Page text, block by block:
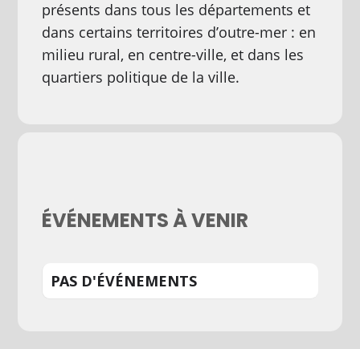
présents dans tous les départements et
dans certains territoires d’outre-mer : en
milieu rural, en centre-ville, et dans les
quartiers politique de la ville.
ÉVÉNEMENTS À VENIR
PAS D'ÉVÉNEMENTS